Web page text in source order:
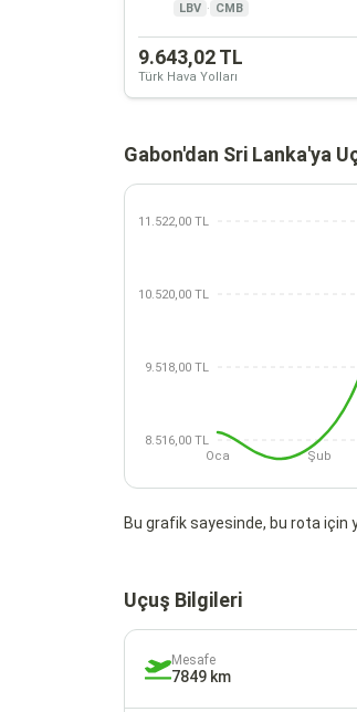
LBV · CMB
9.643,02 TL
Türk Hava Yolları
Gabon'dan Sri Lanka'ya
11.522,00 TL
10.520,00 TL
9.518,00 TL
8.516,00 TL
Oca
Şub
Bu grafik sayesinde, bu rota için
Uçuş Bilgileri
Mesafe
7849 km